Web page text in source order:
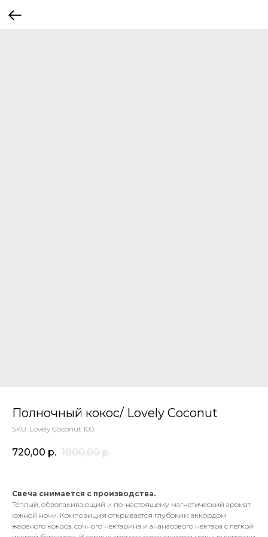
Полночный кокос/ Lovely Coconut
SKU: Lovely Coconut 100
720,00 р. 1800,00 р.
Свеча снимается с производства.
Тёплый, обволакивающий и по-настоящему магнетический аромат
южной ночи. Композиция открывается глубоким аккордом
жареного кокоса, сочного нектарина и ананасового нектара с легкой